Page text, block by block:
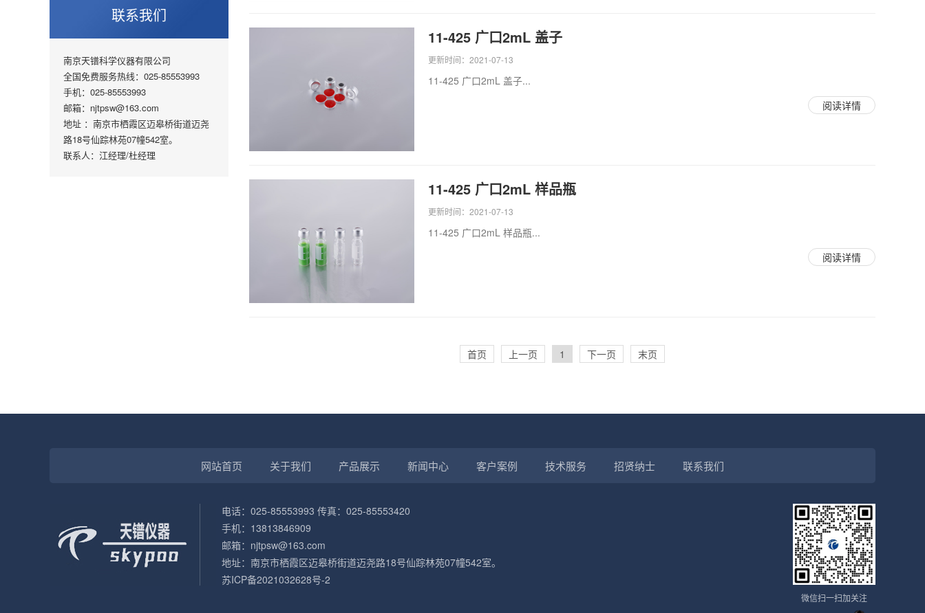
联系我们
南京天镨科学仪器有限公司
全国免费服务热线：025-85553993
手机：025-85553993
邮箱：njtpsw@163.com
地址 ：南京市栖霞区迈皋桥街道迈尧
路18号仙踪林苑07幢542室。
联系人：江经理/杜经理
11-425 广口2mL 盖子
更新时间：2021-07-13
11-425 广口2mL 盖子...
阅读详情
11-425 广口2mL 样品瓶
更新时间：2021-07-13
11-425 广口2mL 样品瓶...
阅读详情
首页 上一页 1 下一页 末页
网站首页 关于我们 产品展示 新闻中心 客户案例 技术服务 招贤纳士 联系我们
微信扫一扫加关注
电话：025-85553993 传真：025-85553420
手机：13813846909
邮箱：njtpsw@163.com
地址：南京市栖霞区迈皋桥街道迈尧路18号仙踪林苑07幢542室。
苏ICP备2021032628号-2